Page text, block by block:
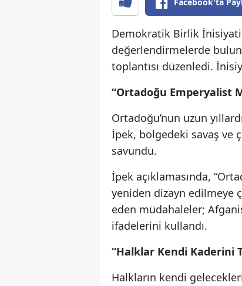
Facebook'ta
Demokratik Birlik
değerlendirmelerde
toplantısı düzenledi.
“Ortadoğu Emperyalist
Ortadoğu’nun uzun
İpek, bölgedeki savaş ve
savundu.
İpek açıklamasında,
yeniden dizayn edilmeye
eden müdahaleler;
ifadelerini kullandı.
“Halklar Kendi Kaderini
Halkların kendi